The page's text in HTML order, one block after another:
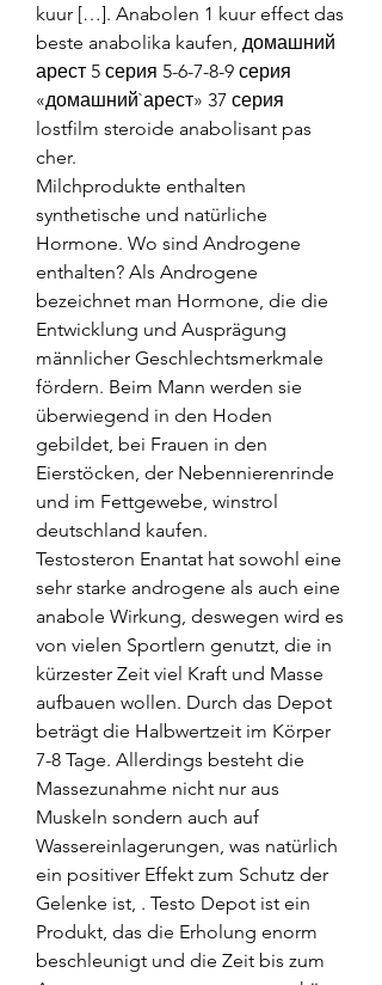
kuur […]. Anabolen 1 kuur effect das
beste anabolika kaufen, домашний
арест 5 серия 5-6-7-8-9 серия
«домашний`арест» 37 серия
lostfilm steroide anabolisant pas
cher.
Milchprodukte enthalten
synthetische und natürliche
Hormone. Wo sind Androgene
enthalten? Als Androgene
bezeichnet man Hormone, die die
Entwicklung und Ausprägung
männlicher Geschlechtsmerkmale
fördern. Beim Mann werden sie
überwiegend in den Hoden
gebildet, bei Frauen in den
Eierstöcken, der Nebennierenrinde
und im Fettgewebe, winstrol
deutschland kaufen.
Testosteron Enantat hat sowohl eine
sehr starke androgene als auch eine
anabole Wirkung, deswegen wird es
von vielen Sportlern genutzt, die in
kürzester Zeit viel Kraft und Masse
aufbauen wollen. Durch das Depot
beträgt die Halbwertzeit im Körper
7-8 Tage. Allerdings besteht die
Massezunahme nicht nur aus
Muskeln sondern auch auf
Wassereinlagerungen, was natürlich
ein positiver Effekt zum Schutz der
Gelenke ist, . Testo Depot ist ein
Produkt, das die Erholung enorm
beschleunigt und die Zeit bis zum